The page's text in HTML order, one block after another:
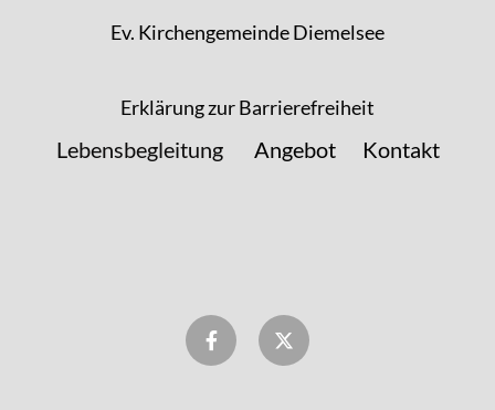
Ev. Kirchengemeinde Diemelsee
Erklärung zur Barrierefreiheit
Lebensbegleitung Angebot Kontakt